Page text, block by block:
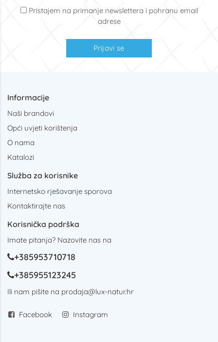
Pristajem na primanje newslettera i pohranu email
adrese
Prijavi se
Informacije
Naši brandovi
Opći uvjeti korištenja
O nama
Katalozi
Služba za korisnike
Internetsko rješavanje sporova
Kontaktirajte nas
Korisnička podrška
Imate pitanja? Nazovite nas na
+385953710718
+385955123245
Ili nam pišite na prodaja@lux-natur.hr
Facebook Instagram